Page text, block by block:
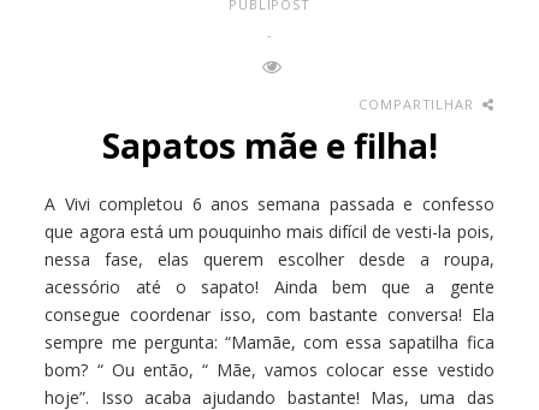
PUBLIPOST
-
COMPARTILHAR
Sapatos mãe e filha!
A Vivi completou 6 anos semana passada e confesso
que agora está um pouquinho mais difícil de vesti-la pois,
nessa fase, elas querem escolher desde a roupa,
acessório até o sapato! Ainda bem que a gente
consegue coordenar isso, com bastante conversa! Ela
sempre me pergunta: “Mamãe, com essa sapatilha fica
bom? “ Ou então, “ Mãe, vamos colocar esse vestido
hoje”. Isso acaba ajudando bastante! Mas, uma das